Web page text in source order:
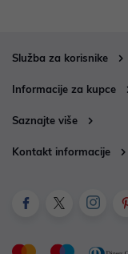
Služba za korisnike
Informacije za kupce
Saznajte više
Kontakt informacije